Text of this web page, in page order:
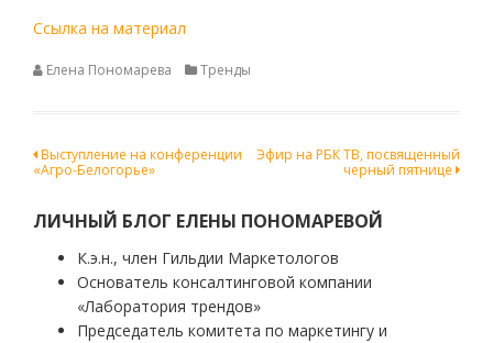
Ссылка на материал
Елена Пономарева Тренды
Навигация
записям
Выступление на конференции
«Агро-Белогорье»
Эфир на РБК ТВ, посвященный
черный пятнице
ЛИЧНЫЙ БЛОГ ЕЛЕНЫ ПОНОМАРЕВОЙ
К.э.н., член Гильдии Маркетологов
Основатель консалтинговой компании
«Лаборатория трендов»
Председатель комитета по маркетингу и